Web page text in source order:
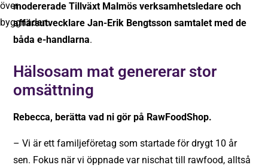
modererade Tillväxt Malmös verksamhetsledare och
affärsutvecklare Jan-Erik Bengtsson samtalet med de
båda e-handlarna.
Hälsosam mat genererar stor
omsättning
Rebecca, berätta vad ni gör på RawFoodShop.
– Vi är ett familjeföretag som startade för drygt 10 år
sen. Fokus när vi öppnade var nischat till rawfood, alltså